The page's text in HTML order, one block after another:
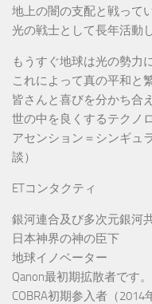
地上の闇の支配と戦って
光の戦士として長年活動
もうすぐ地球は光の勢力
これによって真の平和と
皆さんと喜びを分かち合
世の中を良くするテクノ
アセンション＝シンギュ
談）
ETコンタクティ
銀河連合及び多次元銀河
日本神界の神の臣下
地球イノベーター
Qanon最初期拡散者です
COBRA初期参入者（2014